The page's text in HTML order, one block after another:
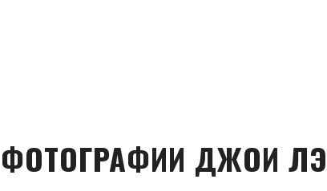
ФОТОГРАФИИ ДЖОИ